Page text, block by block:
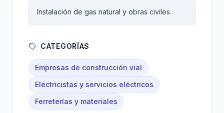
Instalación de gas natural y obras civiles.
CATEGORÍAS
Empresas de construcción vial
Electricistas y servicios eléctricos
Ferreterías y materiales